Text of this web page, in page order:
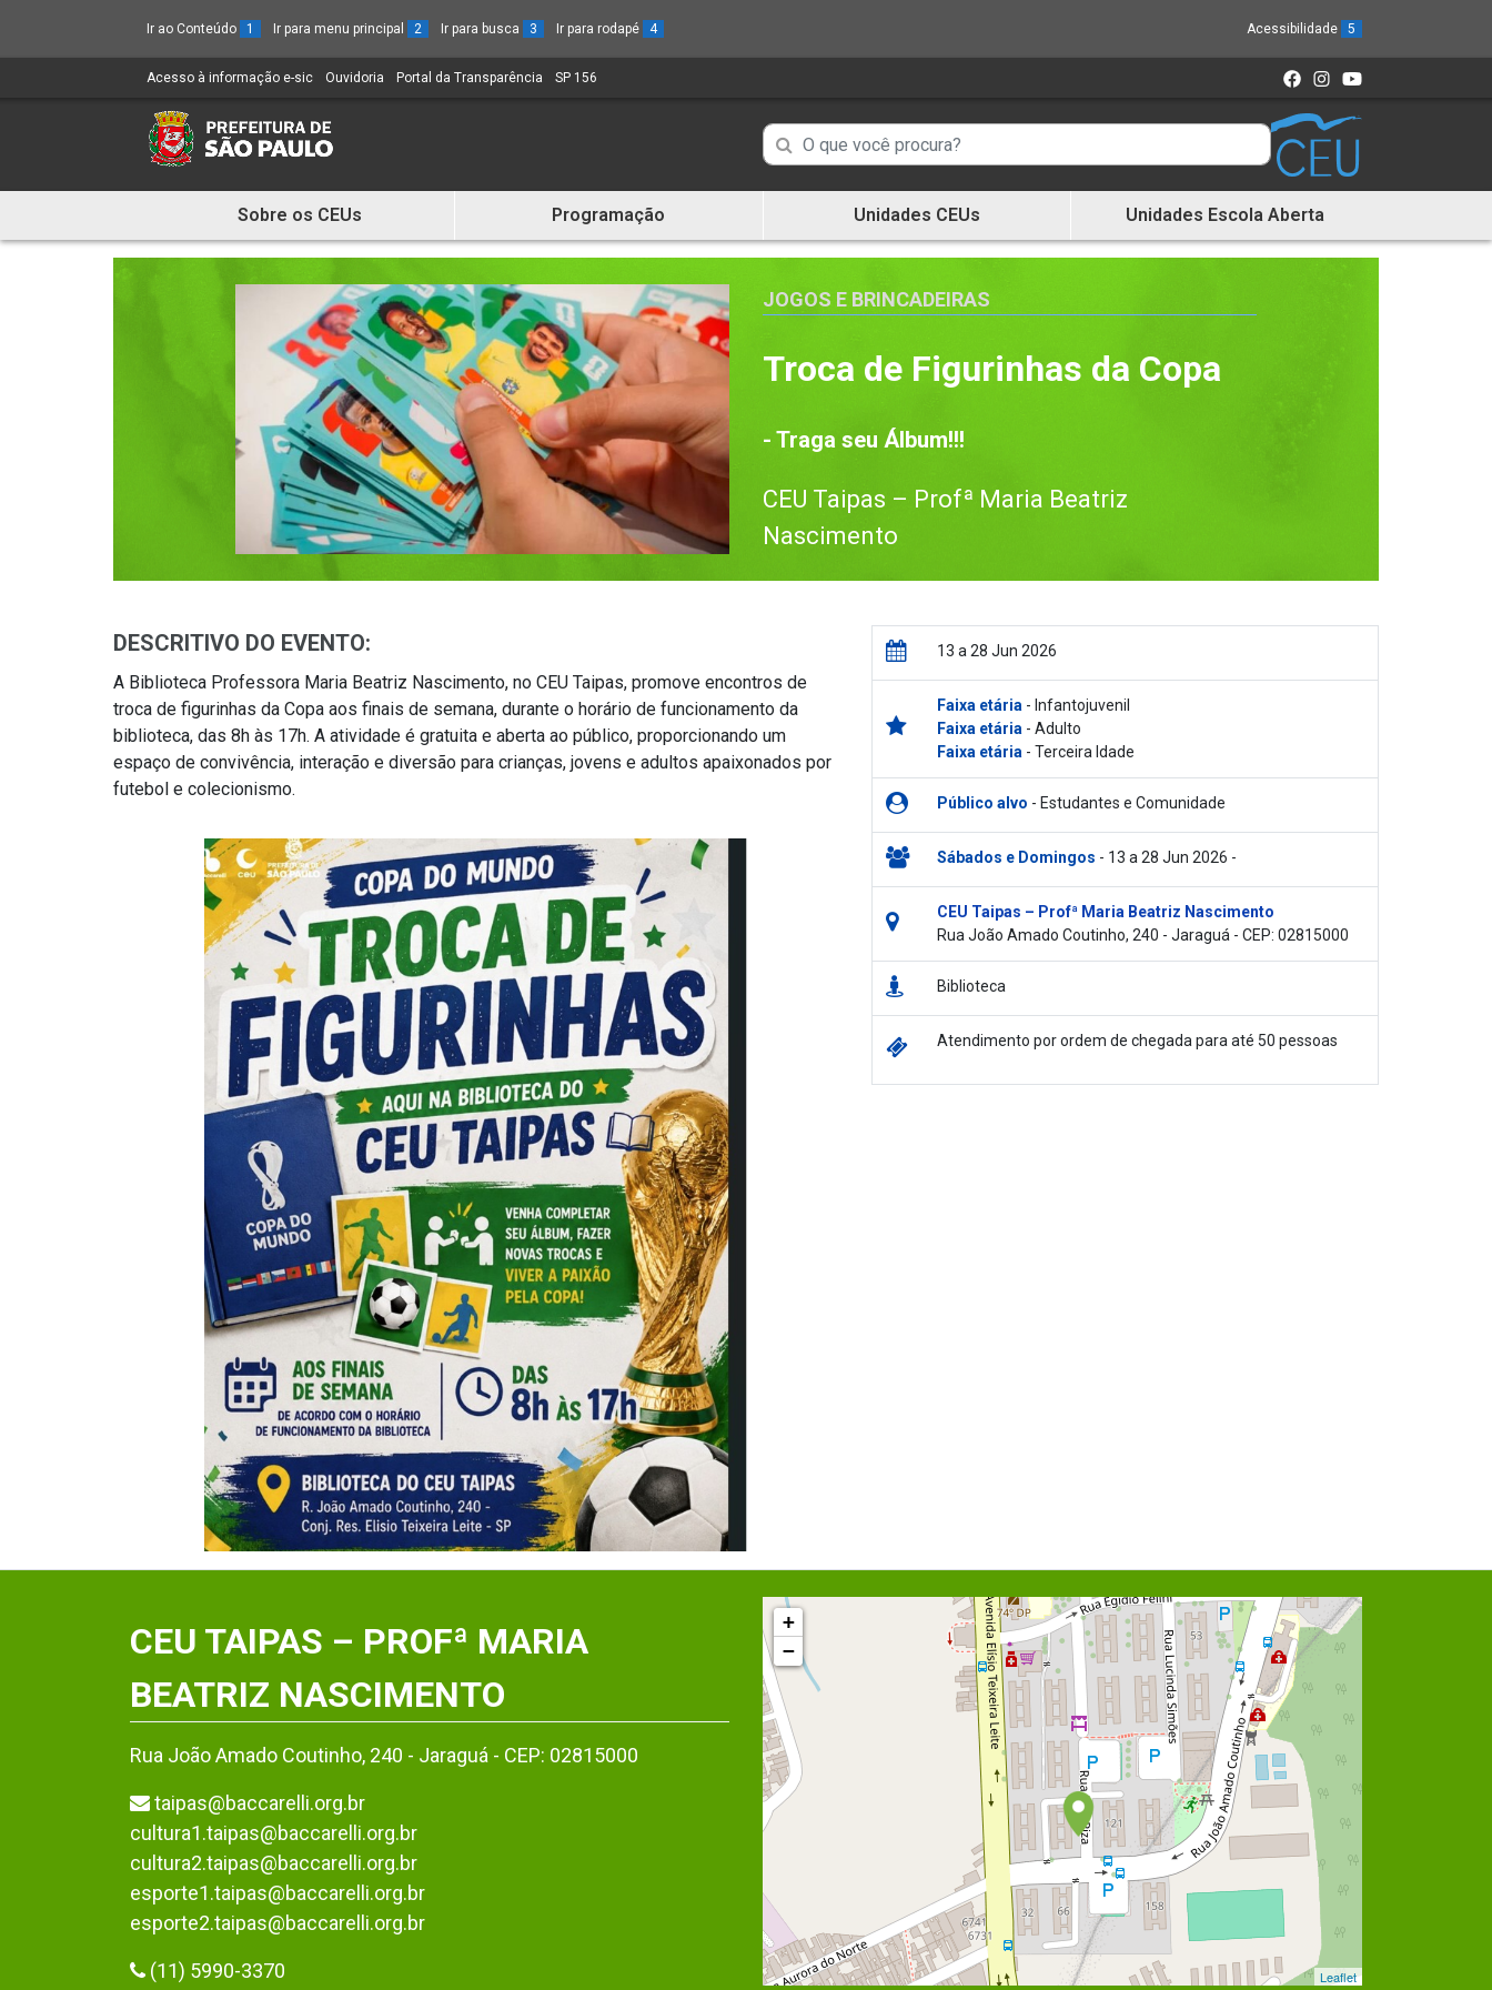
Ir ao Conteúdo 1 Ir para menu principal 2 Ir para busca 3 Ir para rodapé 4 Acessibilidade 5
Acesso à informação e-sic (Link
um
novo
Ouvidoria (Link
Portal da Transparência (Link
SP 156
Campo
de
de
informações
Campo
de
Busca
informações
e
Sobre os CEUs Programação Unidades CEUs Unidades Escola Aberta
JOGOS E BRINCADEIRAS
Troca de Figurinhas da Copa
- Traga seu Álbum!!!
CEU Taipas – Profª Maria Beatriz
Nascimento
DESCRITIVO DO EVENTO:
A Biblioteca Professora Maria Beatriz Nascimento, no CEU Taipas, promove encontros de
troca de figurinhas da Copa aos finais de semana, durante o horário de funcionamento da
biblioteca, das 8h às 17h. A atividade é gratuita e aberta ao público, proporcionando um
espaço de convivência, interação e diversão para crianças, jovens e adultos apaixonados por
futebol e colecionismo.
13 a 28 Jun 2026
Faixa etária- Infantojuvenil
Faixa etária- Adulto
Faixa etária- Terceira Idade
Público alvo - Estudantes e Comunidade
Sábados e Domingos - 13 a 28 Jun 2026 -
CEU Taipas – Profª Maria Beatriz Nascimento
Rua João Amado Coutinho, 240 - Jaraguá - CEP: 02815000
Biblioteca
Atendimento por ordem de chegada para até 50 pessoas
CEU TAIPAS – PROFª MARIA
BEATRIZ NASCIMENTO
Rua João Amado Coutinho, 240 - Jaraguá - CEP: 02815000
taipas@baccarelli.org.br
cultura1.taipas@baccarelli.org.br
cultura2.taipas@baccarelli.org.br
esporte1.taipas@baccarelli.org.br
esporte2.taipas@baccarelli.org.br
(11) 5990-3370
+
−
Leaflet